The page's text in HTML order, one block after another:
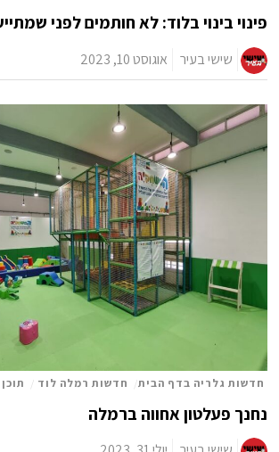
פינוי בינוי בלוד: לא חותמים לפני
שישי בעיר אוגוסט 10, 2023
חדשות גלריה בדף הבית חדשות רמלה לוד
נחנך פעלטון אחווה ברמלה